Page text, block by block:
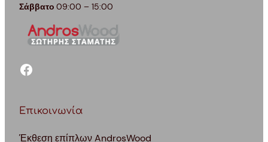
Σάββατο 09:00 – 15:00
facebook
Επικοινωνία
Έκθεση επίπλων AndrosWood